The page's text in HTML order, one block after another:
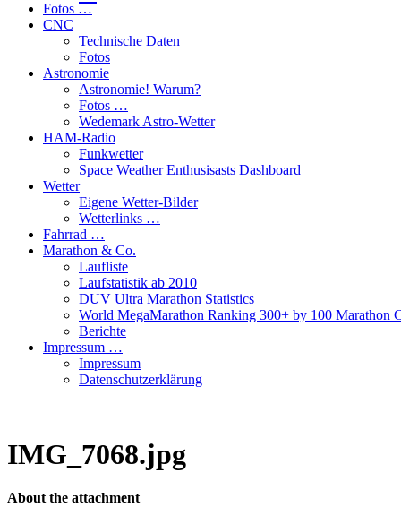
Fotos …
CNC
Technische Daten
Fotos
Astronomie
Astronomie! Warum?
Fotos …
Wedemark Astro-Wetter
HAM-Radio
Funkwetter
Space Weather Enthusisasts Dashboard
Wetter
Eigene Wetter-Bilder
Wetterlinks …
Fahrrad …
Marathon & Co.
Laufliste
Laufstatistik ab 2010
DUV Ultra Marathon Statistics
World MegaMarathon Ranking 300+ by 100 Marathon
Berichte
Impressum …
Impressum
Datenschutzerklärung
IMG_7068.jpg
About the attachment